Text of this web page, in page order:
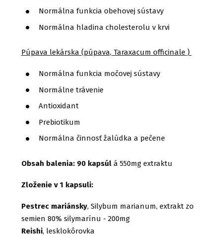
Normálna funkcia obehovej sústavy
Normálna hladina cholesterolu v krvi
Púpava lekárska (púpava, Taraxacum officinale )
Normálna funkcia močovej sústavy
Normálne trávenie
Antioxidant
Prebiotikum
Normálna činnosť žalúdka a pečene
Obsah balenia: 90 kapsúlá 550mg extraktu
Zloženie v 1 kapsuli:
Pestrec mariánsky, Silybum marianum, extrakt zo
semien 80% silymarínu - 200mg
Reishi, lesklokôrovka